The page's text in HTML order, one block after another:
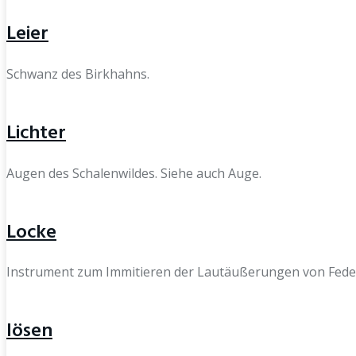
Leier
Schwanz des Birkhahns.
Lichter
Augen des Schalenwildes. Siehe auch Auge.
Locke
Instrument zum Immitieren der Lautäußerungen von
lösen